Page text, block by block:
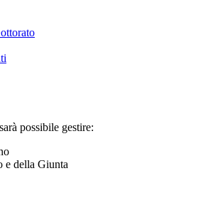
possibile gestire:
e della Giunta